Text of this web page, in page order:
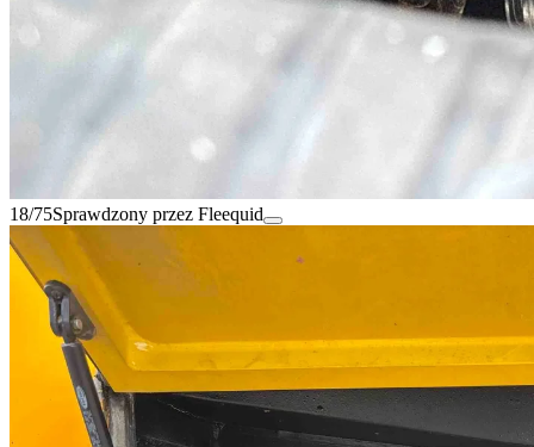
18/75Sprawdzony przez Fleequid